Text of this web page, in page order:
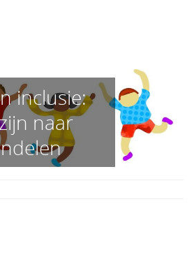
inclusie:
naar